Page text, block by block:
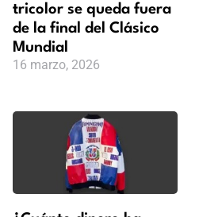
tricolor se queda fuera
de la final del Clásico
Mundial
16 marzo, 2026